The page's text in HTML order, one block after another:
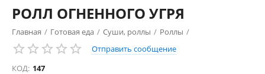
РОЛЛ ОГНЕННОГО УГРЯ
Главная / Готовая еда / Суши, роллы / Роллы /
Отправить сообщение
КОД: 147